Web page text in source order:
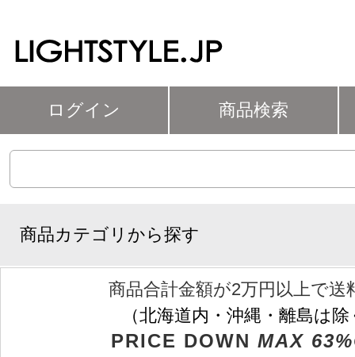
ログイン 商品検索
商品カテゴリから探す
商品合計金額が2万円以上で送
（北海道内・沖縄・離島は
PRICE DOWN MAX